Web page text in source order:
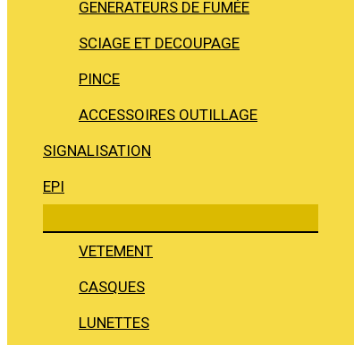
GENERATEURS DE FUMÉE
SCIAGE ET DECOUPAGE
PINCE
ACCESSOIRES OUTILLAGE
SIGNALISATION
EPI
VETEMENT
CASQUES
LUNETTES